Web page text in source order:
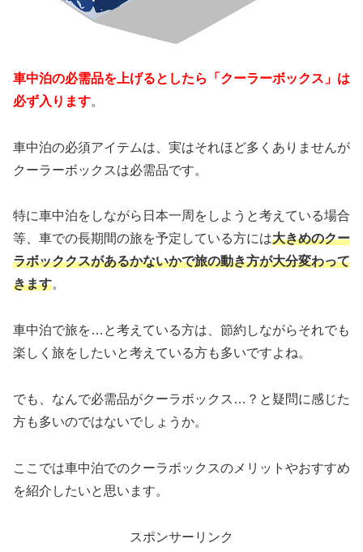
車中泊の必需品を上げるとしたら「クーラーボックス」は
必ず入ります。
車中泊の必須アイテムは、実はそれほど多くありませんが
クーラーボックスは必需品です。
特に車中泊をしながら日本一周をしようと考えている場合
等、車での長期間の旅を予定している方には大きめのクー
ラボッククスがあるかないかで旅の動き方が大分変わって
きます。
車中泊で旅を…と考えている方は、節約しながらそれでも
楽しく旅をしたいと考えている方も多いですよね。
でも、なんで必需品がクーラボックス…？と疑問に感じた
方も多いのではないでしょうか。
ここでは車中泊でのクーラボックスのメリットやおすすめ
を紹介したいと思います。
スポンサーリンク